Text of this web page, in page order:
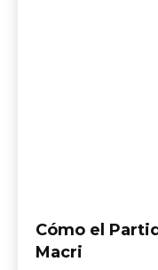
Cómo el
Macri